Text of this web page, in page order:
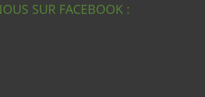
SUR FACEBOOK :